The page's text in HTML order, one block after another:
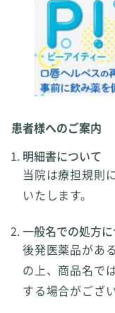
患者様へのご案内
明細書について
当院は療担規則
いたします。
一般名での処方
後発医薬品があ
の上、商品名で
する場合がござい